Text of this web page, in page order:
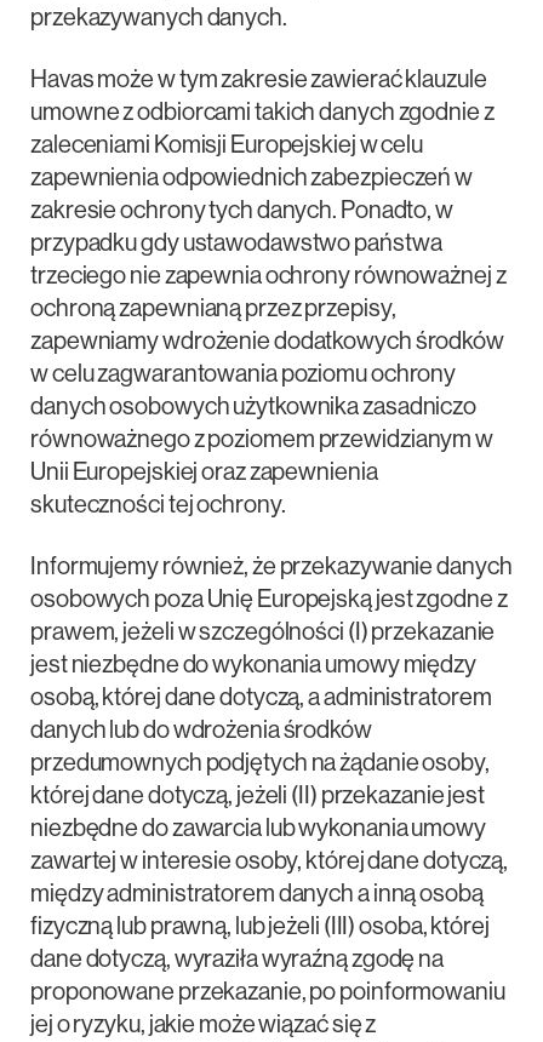
przekazywanych danych.
Havas może w tym zakresie zawierać klauzule
umowne z odbiorcami takich danych zgodnie z
zaleceniami Komisji Europejskiej w celu
zapewnienia odpowiednich zabezpieczeń w
zakresie ochrony tych danych. Ponadto, w
przypadku gdy ustawodawstwo państwa
trzeciego nie zapewnia ochrony równoważnej z
ochroną zapewnianą przez przepisy,
zapewniamy wdrożenie dodatkowych środków
w celu zagwarantowania poziomu ochrony
danych osobowych użytkownika zasadniczo
równoważnego z poziomem przewidzianym w
Unii Europejskiej oraz zapewnienia
skuteczności tej ochrony.
Informujemy również, że przekazywanie danych
osobowych poza Unię Europejską jest zgodne z
prawem, jeżeli w szczególności (I) przekazanie
jest niezbędne do wykonania umowy między
osobą, której dane dotyczą, a administratorem
danych lub do wdrożenia środków
przedumownych podjętych na żądanie osoby,
której dane dotyczą, jeżeli (II) przekazanie jest
niezbędne do zawarcia lub wykonania umowy
zawartej w interesie osoby, której dane dotyczą,
między administratorem danych a inną osobą
fizyczną lub prawną, lub jeżeli (III) osoba, której
dane dotyczą, wyraziła wyraźną zgodę na
proponowane przekazanie, po poinformowaniu
jej o ryzyku, jakie może wiązać się z